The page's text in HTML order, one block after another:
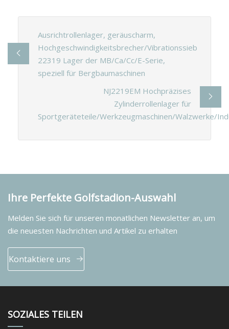
Ausrichtrollenlager, geräuscharm,
Hochgeschwindigkeitsbrecher/Vibrationssieb
22319 Lager der MB/Ca/Cc/E-Serie,
speziell für Bergbaumaschinen
NJ2219EM Hochpräzises
Zylinderrollenlager für
Sportgeräteteile/Werkzeugmaschinen/Walzwerke/
Ihre Perfekte Golfstadion-Auswahl
Melden Sie sich für unseren monatlichen Newsletter an, um
die neuesten Nachrichten und Artikel zu erhalten
Kontaktiere uns
SOZIALES TEILEN